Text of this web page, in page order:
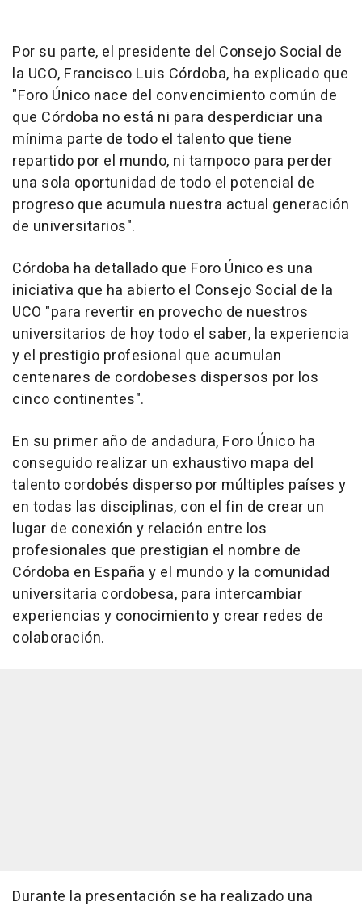
Por su parte, el presidente del Consejo Social de
la UCO, Francisco Luis Córdoba, ha explicado que
"Foro Único nace del convencimiento común de
que Córdoba no está ni para desperdiciar una
mínima parte de todo el talento que tiene
repartido por el mundo, ni tampoco para perder
una sola oportunidad de todo el potencial de
progreso que acumula nuestra actual generación
de universitarios".
Córdoba ha detallado que Foro Único es una
iniciativa que ha abierto el Consejo Social de la
UCO "para revertir en provecho de nuestros
universitarios de hoy todo el saber, la experiencia
y el prestigio profesional que acumulan
centenares de cordobeses dispersos por los
cinco continentes".
En su primer año de andadura, Foro Único ha
conseguido realizar un exhaustivo mapa del
talento cordobés disperso por múltiples países y
en todas las disciplinas, con el fin de crear un
lugar de conexión y relación entre los
profesionales que prestigian el nombre de
Córdoba en España y el mundo y la comunidad
universitaria cordobesa, para intercambiar
experiencias y conocimiento y crear redes de
colaboración.
Durante la presentación se ha realizado una